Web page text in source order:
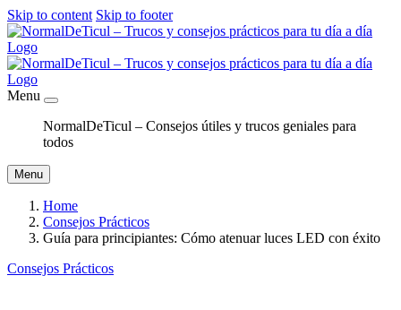
Skip to content Skip to footer
Menu
NormalDeTicul – Consejos útiles y trucos geniales para
todos
Menu
Home
Consejos Prácticos
Guía para principiantes: Cómo atenuar luces LED con éxito
Consejos Prácticos